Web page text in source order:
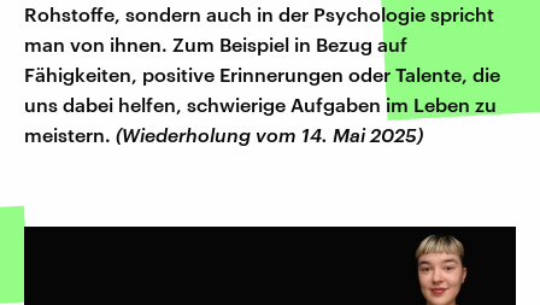
Rohstoffe, sondern auch in der Psychologie spricht
man von ihnen. Zum Beispiel in Bezug auf
Fähigkeiten, positive Erinnerungen oder Talente, die
uns dabei helfen, schwierige Aufgaben im Leben zu
meistern. (Wiederholung vom 14. Mai 2025)